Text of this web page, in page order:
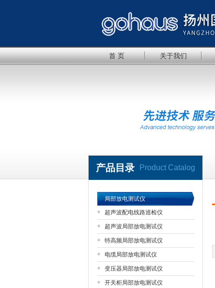
扬州国浩电气有限公司
首 页 关于我们
产品目录 Product Catalog
局部放电测试仪
超声波配电线路巡检仪
超声波局部放电测试仪
特高频局部放电测试仪
电缆局部放电测试仪
变压器局部放电测试仪
开关柜局部放电测试仪